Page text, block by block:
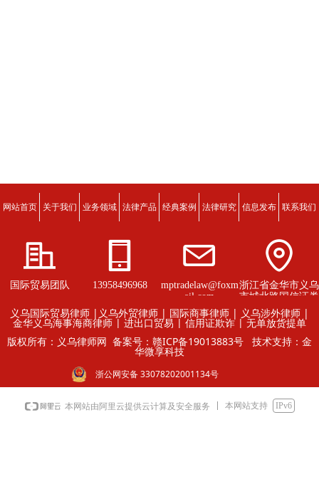
义乌国际贸易律师 |义乌外贸律师 | 国际商事律师 | 义乌涉外律师 |
金华义乌海事海商律师 | 进出口贸易 | 信用证欺诈 | 无单放货提单
版权所有：义乌律师网 备案号：赣ICP备19013883号 技术支持：金
华微享科技
国际贸易团队 13958496968
mptradelaw@foxm
ail.com
浙江省金华市义乌
市城北路国信证券
大厦26楼
网站首页 关于我们 业务领域 法律产品 经典案例 法律研究 信息发布 联系我们
浙公网安备 33078202001134号
本网站由阿里云提供云计算及安全服务 本网站支持 IPv6